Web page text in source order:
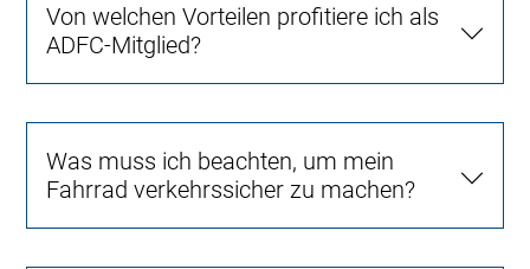
Von welchen Vorteilen profitiere ich als
ADFC-Mitglied?
Was muss ich beachten, um mein
Fahrrad verkehrssicher zu machen?